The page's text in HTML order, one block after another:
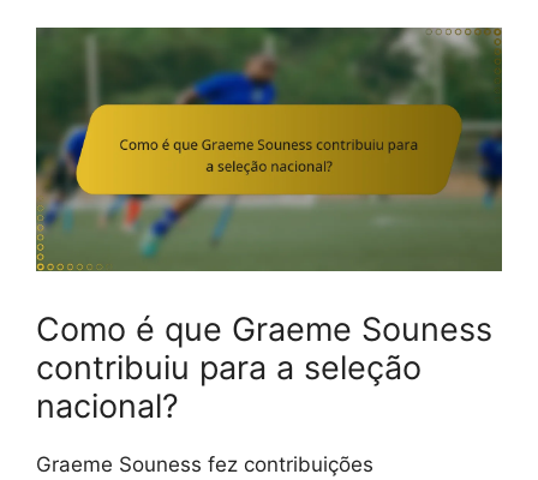
Como é que Graeme Souness
contribuiu para a seleção
nacional?
Graeme Souness fez contribuições